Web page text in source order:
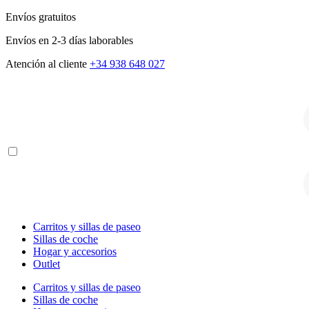
Envíos gratuitos
Envíos en 2-3 días laborables
Atención al cliente +34 938 648 027
Carritos y sillas de paseo
Sillas de coche
Hogar y accesorios
Outlet
Carritos y sillas de paseo
Sillas de coche